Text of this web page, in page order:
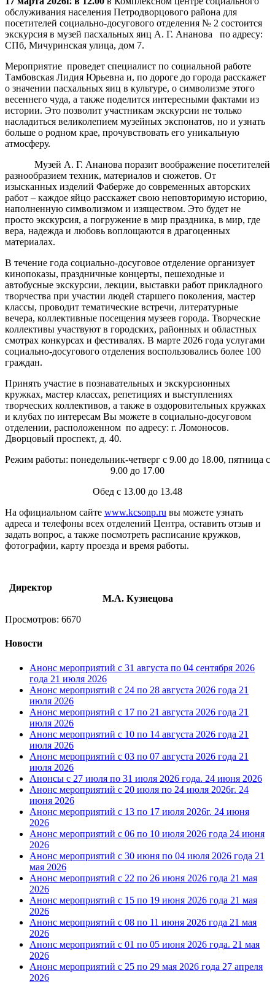
обслуживания населения Петродворцового района для
посетителей социально-досугового отделения № 2 состоится
экскурсия в музей пасхальных яиц А. Г. Ананова по адресу:
СПб, Мичуринская улица, дом 7.
Мероприятие проведет специалист по социальной работе
Тамбовская Лидия Юрьевна и, по дороге до города расскажет
о значении пасхальных яиц в культуре, о символизме этого
весеннего чуда, а также поделится интересными фактами из
истории. Это позволит участникам экскурсии не только
насладиться великолепием музейных экспонатов, но и узнать
больше о родном крае, прочувствовать его уникальную
атмосферу.
Музей А. Г. Ананова поразит воображение посетителей
разнообразием техник, материалов и сюжетов. От
изысканных изделий Фаберже до современных авторских
работ – каждое яйцо расскажет свою неповторимую историю,
наполненную символизмом и изяществом. Это будет не
просто экскурсия, а погружение в мир праздника, в мир, где
вера, надежда и любовь воплощаются в драгоценных
материалах.
В течение года социально-досуговое отделение организует
кинопоказы, праздничные концерты, пешеходные и
автобусные экскурсии, лекции, выставки работ прикладного
творчества при участии людей старшего поколения, мастер
классы, проводит тематические встречи, литературные
вечера, коллективные посещения музеев города. Творческие
коллективы участвуют в городских, районных и областных
смотрах конкурсах и фестивалях. В марте 2026 года услугами
социально-досугового отделения воспользовались более 100
граждан.
Принять участие в познавательных и экскурсионных
кружках, мастер классах, репетициях и выступлениях
творческих коллективов, а также в оздоровительных кружках
и клубах по интересам Вы можете в социально-досуговом
отделении, расположенном по адресу: г. Ломоносов.
Дворцовый проспект, д. 40.
Режим работы: понедельник-четверг с 9.00 до 18.00, пятница с
9.00 до 17.00
Обед с 13.00 до 13.48
На официальном сайте www.kcsonp.ru вы можете узнать
адреса и телефоны всех отделений Центра, оставить отзыв и
задать вопрос, а также посмотреть расписание кружков,
фотографии, карту проезда и время работы.
Директор
М.А. Кузнецова
Просмотров: 6670
Новости
Анонс мероприятий с 31 августа по 04 сентября 2026
года 21 июля 2026
Анонс мероприятий с 24 по 28 августа 2026 года 21
июля 2026
Анонс мероприятий с 17 по 21 августа 2026 года 21
июля 2026
Анонс мероприятий с 10 по 14 августа 2026 года 21
июля 2026
Анонс мероприятий с 03 по 07 августа 2026 года 21
июля 2026
Анонсы с 27 июля по 31 июля 2026 года. 24 июня 2026
Анонс мероприятий с 20 июля по 24 июля 2026г. 24
июня 2026
Анонс мероприятий с 13 по 17 июля 2026г. 24 июня
2026
Анонс мероприятий с 06 по 10 июля 2026 года 24 июня
2026
Анонс мероприятий с 30 июня по 04 июля 2026 года 21
мая 2026
Анонс мероприятий с 22 по 26 июня 2026 года 21 мая
2026
Анонс мероприятий с 15 по 19 июня 2026 года 21 мая
2026
Анонс мероприятий с 08 по 11 июня 2026 года 21 мая
2026
Анонс мероприятий с 01 по 05 июня 2026 года. 21 мая
2026
Анонс мероприятий с 25 по 29 мая 2026 года 27 апреля
2026